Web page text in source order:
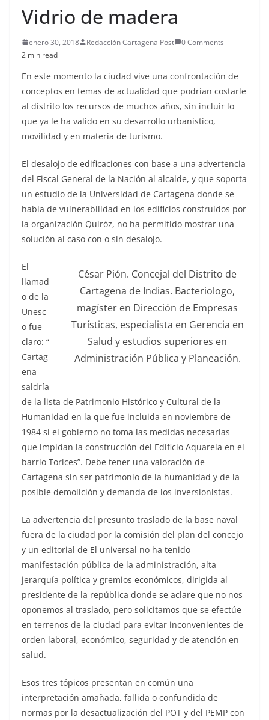
Vidrio de madera
enero 30, 2018 Redacción Cartagena Post
0 Comments
2 min read
En este momento la ciudad vive una confrontación de
conceptos en temas de actualidad que podrían costarle
al distrito los recursos de muchos años, sin incluir lo
que ya le ha valido en su desarrollo urbanístico,
movilidad y en materia de turismo.
El desalojo de edificaciones con base a una advertencia
del Fiscal General de la Nación al alcalde, y que soporta
un estudio de la Universidad de Cartagena donde se
habla de vulnerabilidad en los edificios construidos por
la organización Quiróz, no ha permitido mostrar una
solución al caso con o sin desalojo.
César Pión. Concejal del Distrito de
Cartagena de Indias. Bacteriologo,
magíster en Dirección de Empresas
Turísticas, especialista en Gerencia en
Salud y estudios superiores en
Administración Pública y Planeación.
El
llamad
o de la
Unesc
o fue
claro: “
Cartag
ena
saldría
de la lista de Patrimonio Histórico y Cultural de la
Humanidad en la que fue incluida en noviembre de
1984 si el gobierno no toma las medidas necesarias
que impidan la construcción del Edificio Aquarela en el
barrio Torices”. Debe tener una valoración de
Cartagena sin ser patrimonio de la humanidad y de la
posible demolición y demanda de los inversionistas.
La advertencia del presunto traslado de la base naval
fuera de la ciudad por la comisión del plan del concejo
y un editorial de El universal no ha tenido
manifestación pública de la administración, alta
jerarquía política y gremios económicos, dirigida al
presidente de la república donde se aclare que no nos
oponemos al traslado, pero solicitamos que se efectúe
en terrenos de la ciudad para evitar inconvenientes de
orden laboral, económico, seguridad y de atención en
salud.
Esos tres tópicos presentan en común una
interpretación amañada, fallida o confundida de
normas por la desactualización del POT y del PEMP con